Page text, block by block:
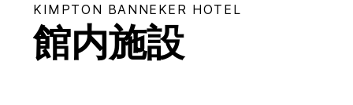
KIMPTON BANNEKER HOTEL
館内施設